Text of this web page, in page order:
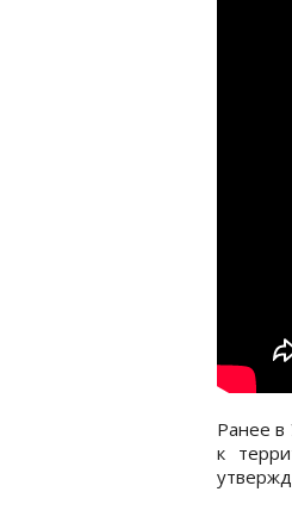
Ранее
к